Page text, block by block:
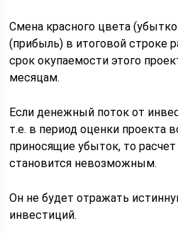
Смена красного цвета
(прибыль) в итоговой строке
срок окупаемости этого
месяцам.
Если денежный поток от
т.е. в период оценки проекта
приносящие убыток, то
становится невозможным.
Он не будет отражать
инвестиций.